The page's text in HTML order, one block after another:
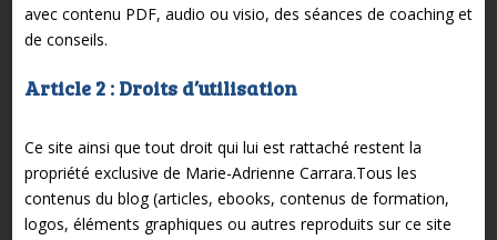
avec contenu PDF, audio ou visio, des séances de coaching et
de conseils.
Article 2 : Droits d’utilisation
Ce site ainsi que tout droit qui lui est rattaché restent la
propriété exclusive de Marie-Adrienne Carrara.Tous les
contenus du blog (articles, ebooks, contenus de formation,
logos, éléments graphiques ou autres reproduits sur ce site